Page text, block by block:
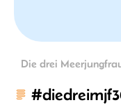
Die drei